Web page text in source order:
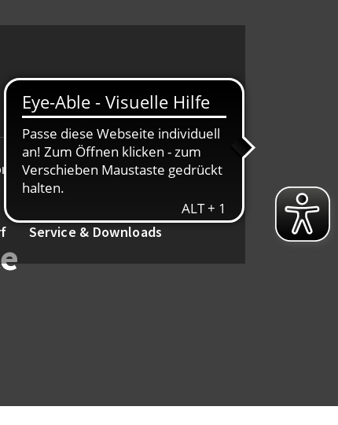
Alte Herren Tanz
Service & Downloads